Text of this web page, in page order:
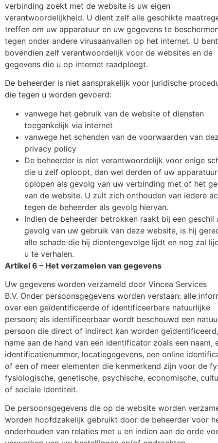
verbinding zoekt met de website is uw eigen
verantwoordelijkheid. U dient zelf alle geschikte
treffen om uw apparatuur en uw gegevens te
tegen onder andere virusaanvallen op het internet. U bent
bovendien zelf verantwoordelijk voor de websites en de
gegevens die u op internet raadpleegt.
De beheerder is niet aansprakelijk voor juridische
die tegen u worden gevoerd:
vanwege het gebruik van de website of diensten
toegankelijk via internet
vanwege het schenden van de voorwaarden van
privacy policy
De beheerder is niet verantwoordelijk voor enige
die u zelf oploopt, dan wel derden of uw apparatuur
oplopen als gevolg van uw verbinding met of het
van de website. U zult zich onthouden van iedere
tegen de beheerder als gevolg hiervan.
Indien de beheerder betrokken raakt bij een geschil
gevolg van uw gebruik van deze website, is hij
alle schade die hij dientengevolge lijdt en nog zal
u te verhalen.
Artikel 6 – Het verzamelen van gegevens
Uw gegevens worden verzameld door Vincea Services
B.V. Onder persoonsgegevens worden verstaan: alle
over een geïdentificeerde of identificeerbare natuurlijke
persoon; als identificeerbaar wordt beschouwd een
persoon die direct of indirect kan worden
name aan de hand van een identificator zoals een naam,
identificatienummer, locatiegegevens, een online
of een of meer elementen die kenmerkend zijn voor de
fysiologische, genetische, psychische, economische,
of sociale identiteit.
De persoonsgegevens die op de website worden
worden hoofdzakelijk gebruikt door de beheerder voor
onderhouden van relaties met u en indien aan de orde